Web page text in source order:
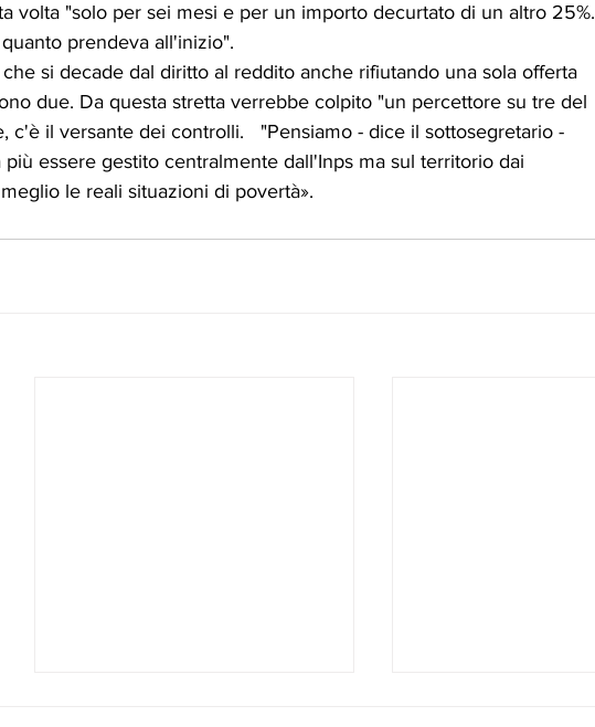
volta "solo per sei mesi e per un importo decurtato di un altro 25%.
prendeva all'inizio".
si decade dal diritto al reddito anche rifiutando una sola offerta
due. Da questa stretta verrebbe colpito "un percettore su tre del
c'è il versante dei controlli.   "Pensiamo - dice il sottosegretario -
essere gestito centralmente dall'Inps ma sul territorio dai
le reali situazioni di povertà».